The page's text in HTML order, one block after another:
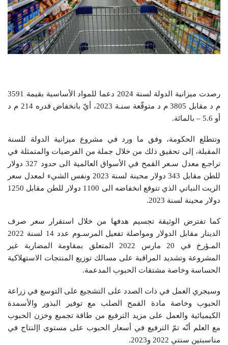
رصدت ميزانية الدولة لسنة 2024 دعما للمواد الأساسية بقيمة 3591
م د مقابل 3805 م د متوقّعة سنـة 2023، أيّ بانخفاض قدره 214 م د
أو 5.6 – بالمائة.
وتتطلع الحكومة، وفق ما ورد في مشروع ميزانية الدولة للسنة
المقبلة، إلى تحقيق ذلك من خلال جملة من الفرضيات والمتمثلة في
تراجـع معدل سـعر القمح في الأسواق العالمية الى حدود 327 دولار
للطن مقابل 343 دولار محينة لسنة 2023 ونفس الشيء لمعدل سعر
الزيت النباتي الذي تتوقع انخفاضه الى 1100 دولار للطن مقابل 1250
دولار محينة لسنة 2023.
كما تفترض الوثيقة تجسيم هدفها من خلال استقرار سعر صرف
الدينار مقابل الدولار ومواصلة تفعيل المرسـوم عدد 14 لسنة 2022
المـؤرخ في 20 مارس 2022 المتعلق بمقاومة المضاربة غير
المشروعة وتشديد المراقبة على مسالك توزيع المنتجات الاستهلاكية
الحساسة وخاصة مشتقات الحبوب المدعمة.
وسيجري العمل في ذات الصدد على التشجيع على التوسع في زراعة
الحبوب وخاصة مادة القمح الصلب مع توفير البذور والأسمدة
الكيميائية والعمل على مزيد الترفيع من طاقة تجميع وخزن الحبوب
مع العلم أنّه تمّ الترفيع في أسعار الحبوب على مستوى اإلنتاج في
مناسبتين سنتي 2022 و2023.